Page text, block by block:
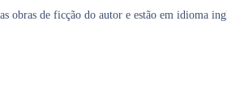
obras de ficção do autor e estão em idioma